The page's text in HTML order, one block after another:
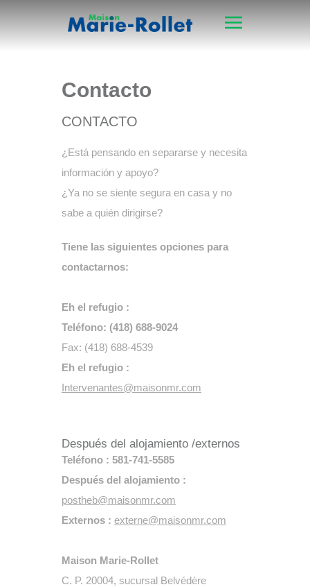
Contacto
CONTACTO
¿Está pensando en separarse y necesita
información y apoyo?
¿Ya no se siente segura en casa y no
sabe a quién dirigirse?
Tiene las siguientes opciones para
contactarnos:
Eh el refugio :
Teléfono: (418) 688-9024
Fax: (418) 688-4539
Eh el refugio :
Intervenantes@maisonmr.com
Después del alojamiento /externos
Teléfono : 581-741-5585
Después del alojamiento :
postheb@maisonmr.com
Externos : externe@maisonmr.com
Maison Marie-Rollet
C. P. 20004, sucursal Belvédère